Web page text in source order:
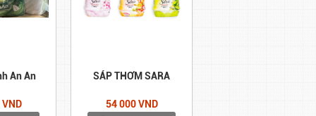
An An SÁP THƠM SARA
54 000 VND